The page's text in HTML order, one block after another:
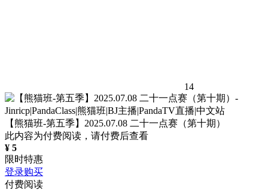
14
【熊猫班-第五季】2025.07.08 二十一点赛（第十期）
此内容为付费阅读，请付费后查看
¥ 5
限时特惠
登录购买
付费阅读